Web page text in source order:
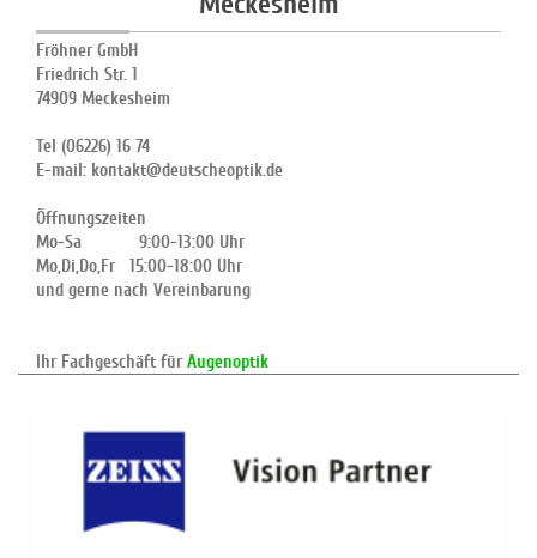
Fröhner GmbH
Friedrich Str. 1
74909 Meckesheim
Tel (06226) 16 74
E-mail: kontakt@deutscheoptik.de
Öffnungszeiten
Mo-Sa 9:00-13:00 Uhr
Mo,Di,Do,Fr 15:00-18:00 Uhr
und gerne nach Vereinbarung
Ihr Fachgeschäft fürAugenoptik